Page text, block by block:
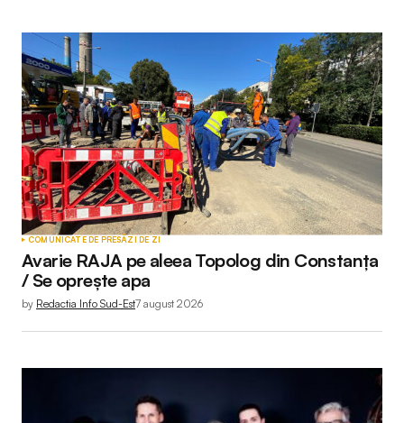
COMUNICATE DE PRESĂZI DE ZI
Avarie RAJA pe aleea Topolog din Constanța
/ Se oprește apa
by Redactia Info Sud-Est7 august 2026